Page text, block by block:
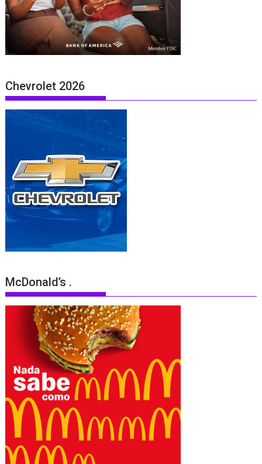
Chevrolet 2026
McDonald’s .